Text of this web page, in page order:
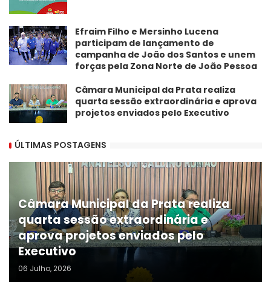
Efraim Filho e Mersinho Lucena
participam de lançamento de
campanha de João dos Santos e unem
forças pela Zona Norte de João Pessoa
Câmara Municipal da Prata realiza
quarta sessão extraordinária e aprova
projetos enviados pelo Executivo
ÚLTIMAS POSTAGENS
Câmara Municipal da Prata realiza
quarta sessão extraordinária e
aprova projetos enviados pelo
Executivo
06 Julho, 2026